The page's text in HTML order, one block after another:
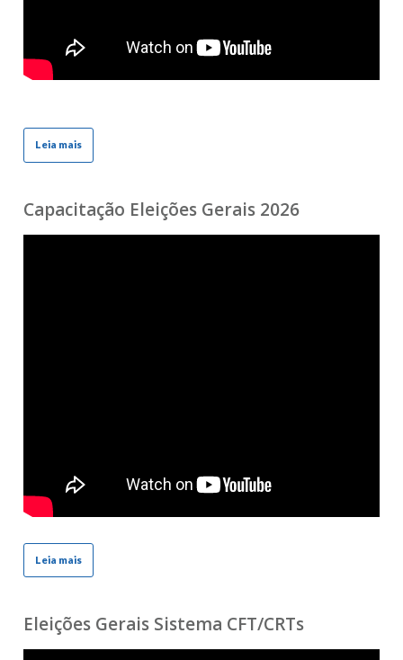
Leia mais
Capacitação Eleições Gerais 2026
Leia mais
Eleições Gerais Sistema CFT/CRTs